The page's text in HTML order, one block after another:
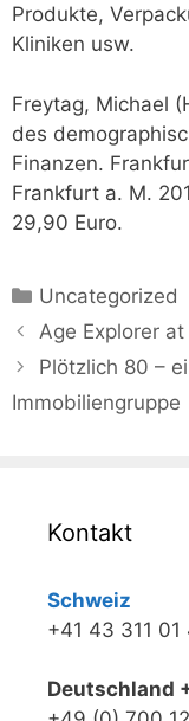
Produkte,
Kliniken usw.
Freytag, Michael
des
Finanzen.
Frankfurt a. M.
29,90 Euro.
Kategorien
Uncategorized
Age Explorer at
Plötzlich 80 –
Immobiliengruppe
Kontakt
Schweiz
+41 43 311 01
Deutschland